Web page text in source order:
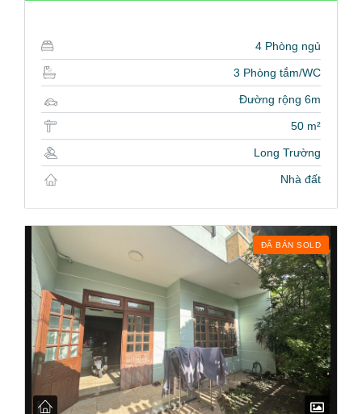
4 Phòng ngủ
3 Phòng tắm/WC
Đường rộng 6m
50 m²
Long Trường
Nhà đất
ĐÃ BÁN SOLD